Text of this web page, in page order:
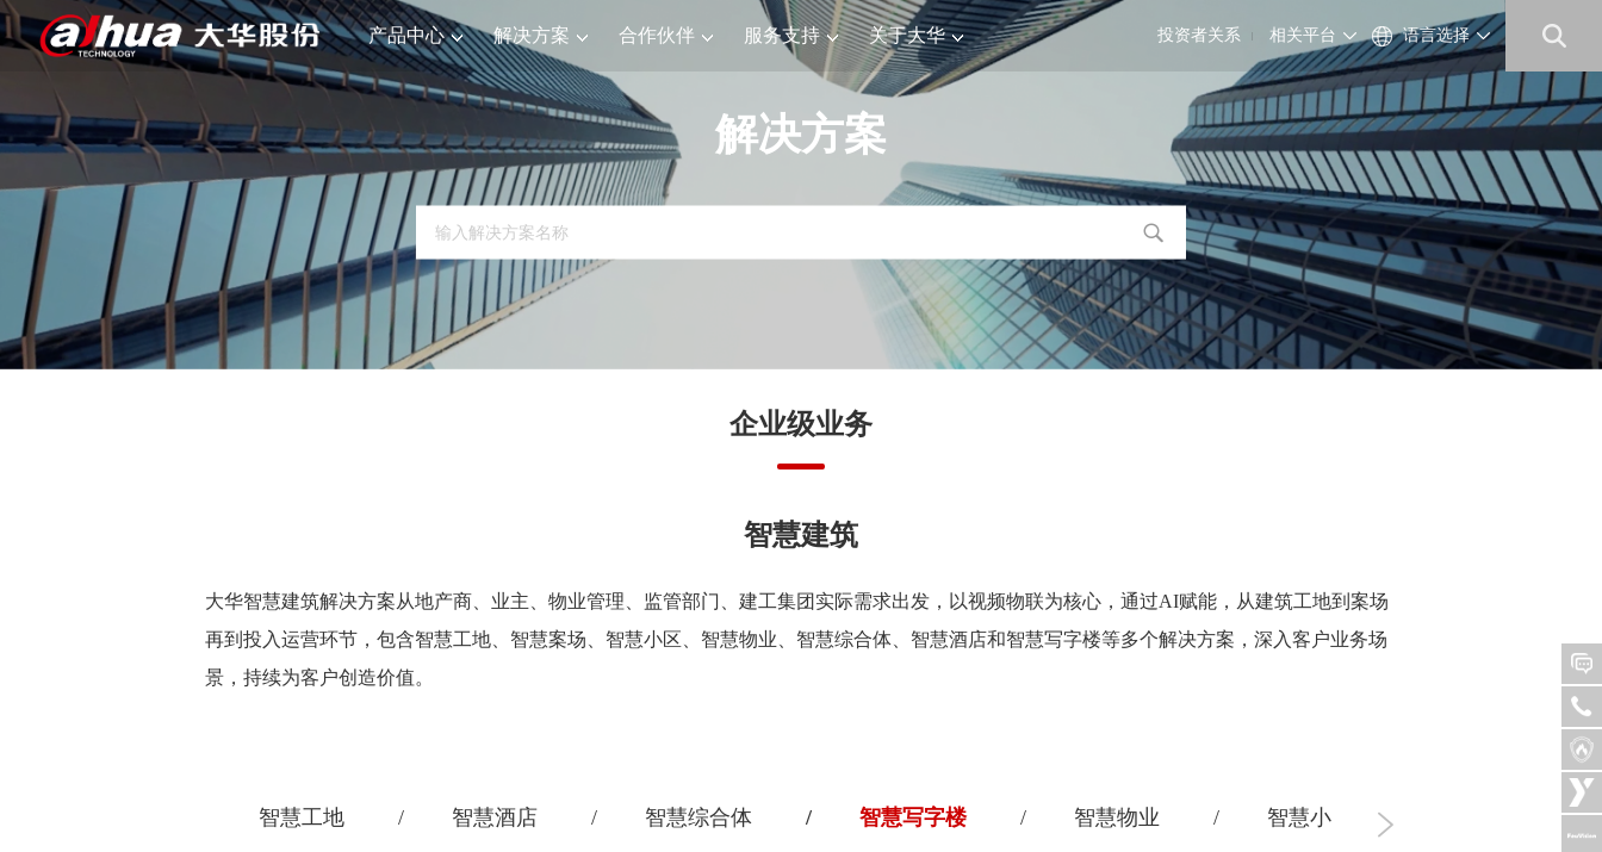
语言选择
相关平台
投资者关系
产品中心 解决方案 合作伙伴 服务支持 关于大华
解决方案
企业级业务
智慧建筑
大华智慧建筑解决方案从地产商、业主、物业管理、监管部门、建工集团实际需求出发，以视频物联为核心，通过AI赋能，从建筑工地到案场
再到投入运营环节，包含智慧工地、智慧案场、智慧小区、智慧物业、智慧综合体、智慧酒店和智慧写字楼等多个解决方案，深入客户业务场
景，持续为客户创造价值。
智慧工地 智慧酒店 智慧综合体 智慧写字楼 智慧物业 智慧小区